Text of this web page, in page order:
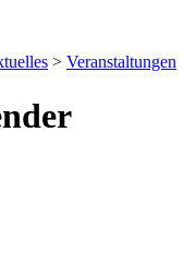
> Veranstaltungen